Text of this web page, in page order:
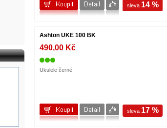
sleva 14 %
Ashton UKE 100 BK
490,00 Kč
Ukulele černé
sleva 17 %